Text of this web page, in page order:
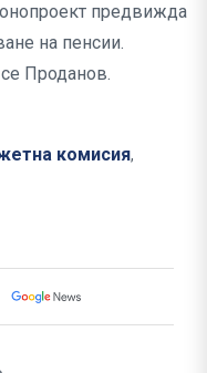
предвижда
на пенсии.
Проданов.
комисия,